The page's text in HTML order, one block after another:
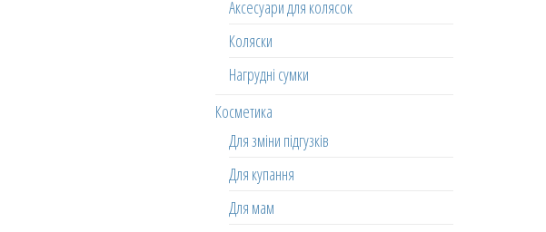
Аксесуари для колясок
Коляски
Нагрудні сумки
Косметика
Для зміни підгузків
Для купання
Для мам